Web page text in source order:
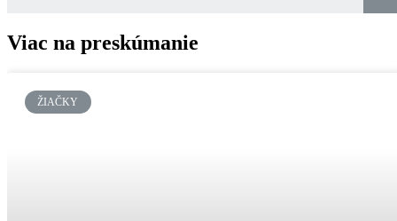
Viac na preskúmanie
ŽIAČKY